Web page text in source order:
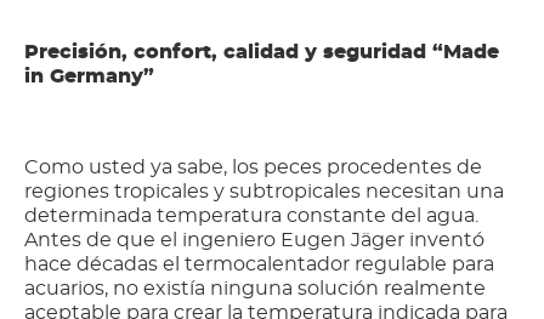
Precisión, confort, calidad y seguridad “Made
in Germany”
Como usted ya sabe, los peces procedentes de
regiones tropicales y subtropicales necesitan una
determinada temperatura constante del agua.
Antes de que el ingeniero Eugen Jäger inventó
hace décadas el termocalentador regulable para
acuarios, no existía ninguna solución realmente
aceptable para crear la temperatura indicada para